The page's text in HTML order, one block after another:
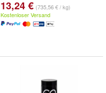
13,24 € (735,56 € / kg)
Kostenloser Versand